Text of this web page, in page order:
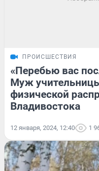
ПРОИСШЕСТВИЯ
«Перебью вас
Муж
физической
Владивостока
12 января, 2024, 12:40 1